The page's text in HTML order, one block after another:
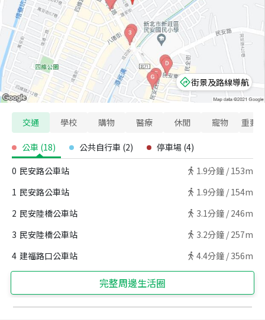
街景及路線導航
交通 學校 購物 醫療 休閒 寵物 重要
公車 (18) 公共自行車 (2) 停車場 (4)
0 民安路公車站 1.9分鐘 / 153m
1 民安路公車站 1.9分鐘 / 154m
2 民安陸橋公車站 3.1分鐘 / 246m
3 民安陸橋公車站 3.2分鐘 / 257m
4 建福路口公車站 4.4分鐘 / 356m
完整周邊生活圈